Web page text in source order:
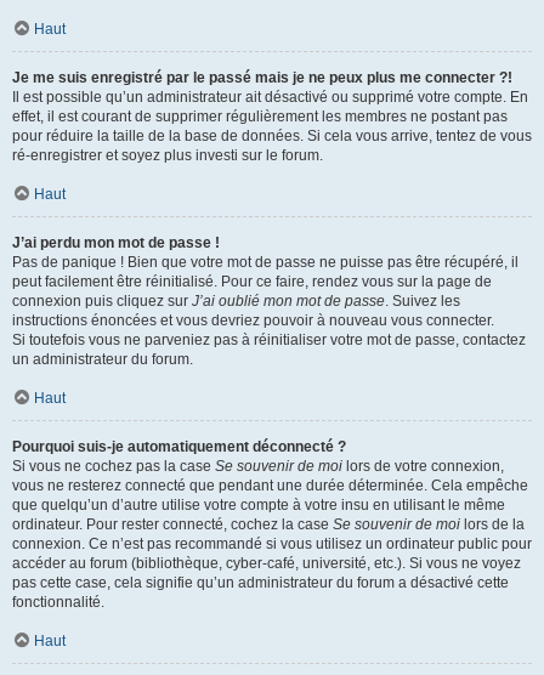
Haut
Je me suis enregistré par le passé mais je ne peux plus me connecter ?!
Il est possible qu’un administrateur ait désactivé ou supprimé votre compte. En
effet, il est courant de supprimer régulièrement les membres ne postant pas
pour réduire la taille de la base de données. Si cela vous arrive, tentez de vous
ré-enregistrer et soyez plus investi sur le forum.
Haut
J’ai perdu mon mot de passe !
Pas de panique ! Bien que votre mot de passe ne puisse pas être récupéré, il
peut facilement être réinitialisé. Pour ce faire, rendez vous sur la page de
connexion puis cliquez sur J’ai oublié mon mot de passe. Suivez les
instructions énoncées et vous devriez pouvoir à nouveau vous connecter.
Si toutefois vous ne parveniez pas à réinitialiser votre mot de passe, contactez
un administrateur du forum.
Haut
Pourquoi suis-je automatiquement déconnecté ?
Si vous ne cochez pas la case Se souvenir de moi lors de votre connexion,
vous ne resterez connecté que pendant une durée déterminée. Cela empêche
que quelqu’un d’autre utilise votre compte à votre insu en utilisant le même
ordinateur. Pour rester connecté, cochez la case Se souvenir de moi lors de la
connexion. Ce n’est pas recommandé si vous utilisez un ordinateur public pour
accéder au forum (bibliothèque, cyber-café, université, etc.). Si vous ne voyez
pas cette case, cela signifie qu’un administrateur du forum a désactivé cette
fonctionnalité.
Haut